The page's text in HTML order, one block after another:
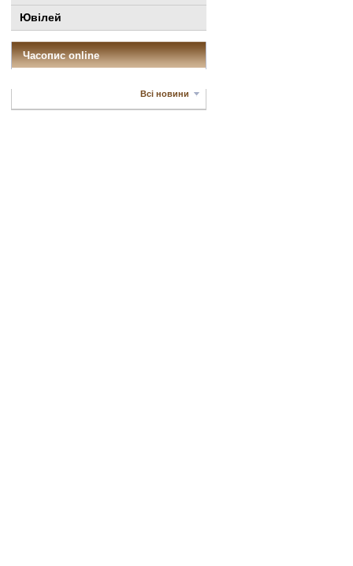
Ювілей
Часопис online
Всі новини